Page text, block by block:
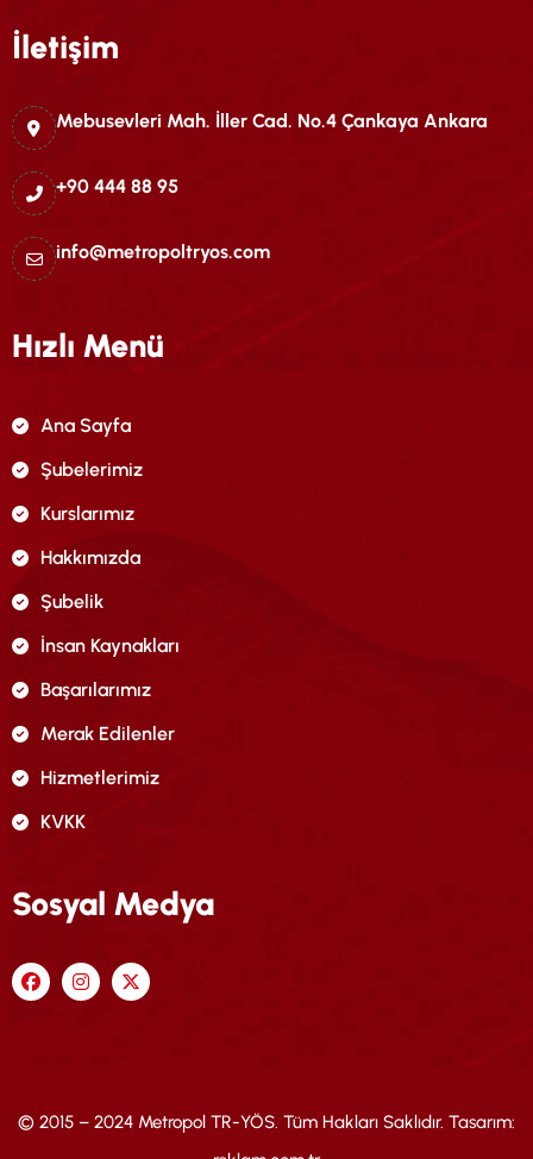
İletişim
Mebusevleri Mah. İller Cad. No.4 Çankaya Ankara
+90 444 88 95
info@metropoltryos.com
Hızlı Menü
Ana Sayfa
Şubelerimiz
Kurslarımız
Hakkımızda
Şubelik
İnsan Kaynakları
Başarılarımız
Merak Edilenler
Hizmetlerimiz
KVKK
Sosyal Medya
© 2015 – 2024 Metropol TR-YÖS. Tüm Hakları Saklıdır. Tasarım: